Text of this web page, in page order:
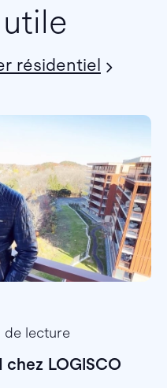
résidentiel
de lecture
chez LOGISCO